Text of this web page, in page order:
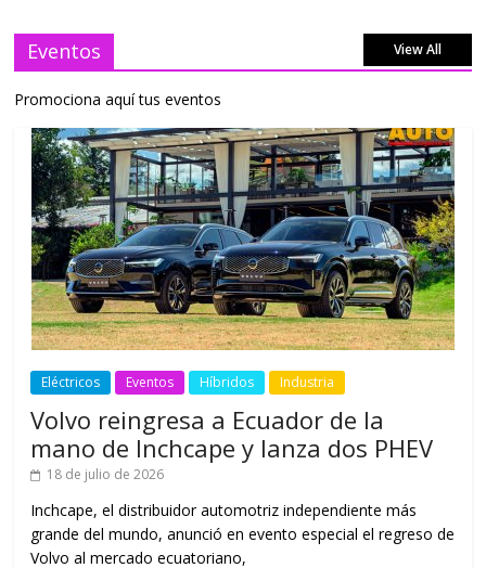
Eventos View All
Promociona aquí tus eventos
Eléctricos Eventos Híbridos Industria
Volvo reingresa a Ecuador de la
mano de Inchcape y lanza dos PHEV
18 de julio de 2026
Inchcape, el distribuidor automotriz independiente más
grande del mundo, anunció en evento especial el regreso de
Volvo al mercado ecuatoriano,